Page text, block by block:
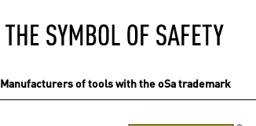
Manufacturers of tools with the oSa trademark